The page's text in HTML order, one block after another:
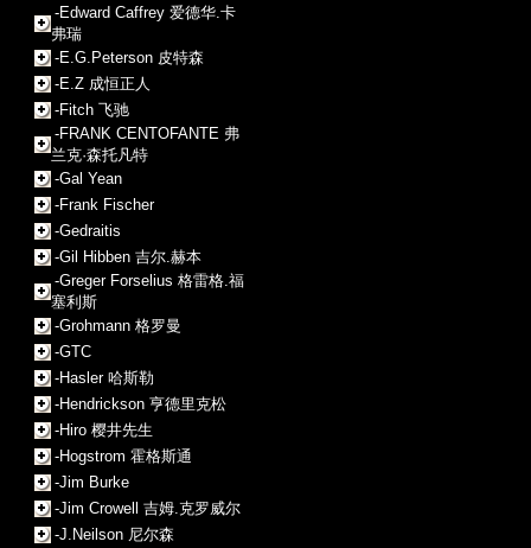
-Edward Caffrey 爱德华.卡
弗瑞
-E.G.Peterson 皮特森
-E.Z 成恒正人
-Fitch 飞驰
-FRANK CENTOFANTE 弗
兰克·森托凡特
-Gal Yean
-Frank Fischer
-Gedraitis
-Gil Hibben 吉尔.赫本
-Greger Forselius 格雷格.福
塞利斯
-Grohmann 格罗曼
-GTC
-Hasler 哈斯勒
-Hendrickson 亨德里克松
-Hiro 樱井先生
-Hogstrom 霍格斯通
-Jim Burke
-Jim Crowell 吉姆.克罗威尔
-J.Neilson 尼尔森